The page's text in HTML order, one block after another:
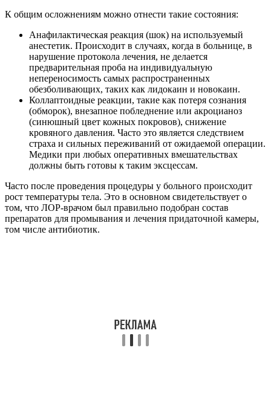
К общим осложнениям можно отнести такие состояния:
Анафилактическая реакция (шок) на используемый
анестетик. Происходит в случаях, когда в больнице, в
нарушение протокола лечения, не делается
предварительная проба на индивидуальную
непереносимость самых распространенных
обезболивающих, таких как лидокаин и новокаин.
Коллаптоидные реакции, такие как потеря сознания
(обморок), внезапное побледнение или акроцианоз
(синюшный цвет кожных покровов), снижение
кровяного давления. Часто это является следствием
страха и сильных переживаний от ожидаемой операции.
Медики при любых оперативных вмешательствах
должны быть готовы к таким эксцессам.
Часто после проведения процедуры у больного происходит
рост температуры тела. Это в основном свидетельствует о
том, что ЛОР-врачом был правильно подобран состав
препаратов для промывания и лечения придаточной камеры,
том числе антибиотик.